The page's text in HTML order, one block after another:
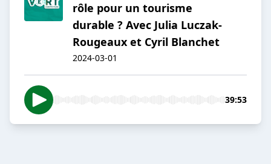
rôle pour un tourisme
durable ? Avec Julia Luczak-
Rougeaux et Cyril Blanchet
2024-03-01
39:53